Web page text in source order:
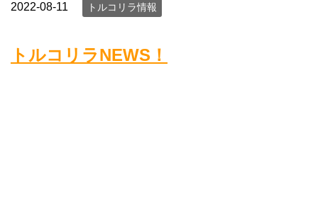
2022-08-11 トルコリラ情報
トルコリラNEWS！